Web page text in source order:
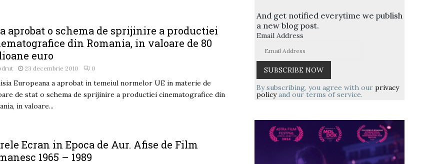
a aprobat o schema de sprijinire a productiei
din Romania, in valoare de 80
euro
23 decembrie 2010 0
Europeana a aprobat in temeiul normelor UE in materie de
de stat o schema de sprijinire a productiei cinematografice din
in valoare...
Ecran in Epoca de Aur. Afise de Film
1965 – 1989
And get notified everytime we publish
a new blog post.
Email Address
By subscribing, you agree with our privacy
policyand our terms of service.